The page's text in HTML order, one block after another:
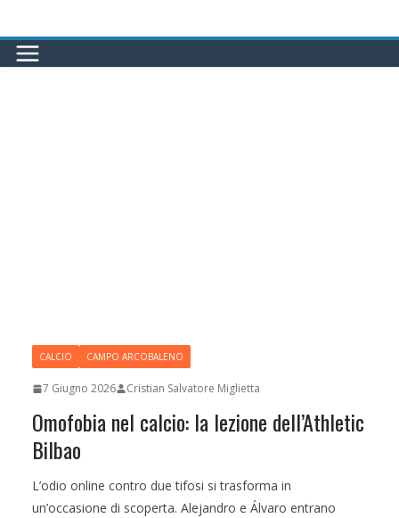
al
contenuto
CALCIO CAMPO ARCOBALENO
7 Giugno 2026 Cristian Salvatore Miglietta
Omofobia nel calcio: la lezione dell’Athletic
Bilbao
L’odio online contro due tifosi si trasforma in
un’occasione di scoperta. Alejandro e Álvaro entrano